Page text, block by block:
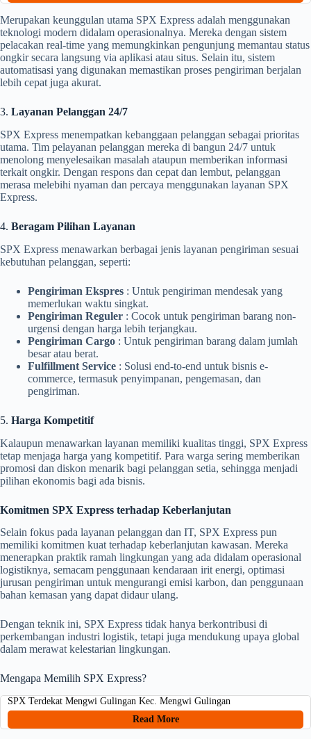
Merupakan keunggulan utama SPX Express adalah menggunakan
teknologi modern didalam operasionalnya. Mereka dengan sistem
pelacakan real-time yang memungkinkan pengunjung memantau status
ongkir secara langsung via aplikasi atau situs. Selain itu, sistem
automatisasi yang digunakan memastikan proses pengiriman berjalan
lebih cepat juga akurat.
3. Layanan Pelanggan 24/7
SPX Express menempatkan kebanggaan pelanggan sebagai prioritas
utama. Tim pelayanan pelanggan mereka di bangun 24/7 untuk
menolong menyelesaikan masalah ataupun memberikan informasi
terkait ongkir. Dengan respons dan cepat dan lembut, pelanggan
merasa melebihi nyaman dan percaya menggunakan layanan SPX
Express.
4. Beragam Pilihan Layanan
SPX Express menawarkan berbagai jenis layanan pengiriman sesuai
kebutuhan pelanggan, seperti:
Pengiriman Ekspres : Untuk pengiriman mendesak yang
memerlukan waktu singkat.
Pengiriman Reguler : Cocok untuk pengiriman barang non-
urgensi dengan harga lebih terjangkau.
Pengiriman Cargo : Untuk pengiriman barang dalam jumlah
besar atau berat.
Fulfillment Service : Solusi end-to-end untuk bisnis e-
commerce, termasuk penyimpanan, pengemasan, dan
pengiriman.
5. Harga Kompetitif
Kalaupun menawarkan layanan memiliki kualitas tinggi, SPX Express
tetap menjaga harga yang kompetitif. Para warga sering memberikan
promosi dan diskon menarik bagi pelanggan setia, sehingga menjadi
pilihan ekonomis bagi ada bisnis.
Komitmen SPX Express terhadap Keberlanjutan
Selain fokus pada layanan pelanggan dan IT, SPX Express pun
memiliki komitmen kuat terhadap keberlanjutan kawasan. Mereka
menerapkan praktik ramah lingkungan yang ada didalam operasional
logistiknya, semacam penggunaan kendaraan irit energi, optimasi
jurusan pengiriman untuk mengurangi emisi karbon, dan penggunaan
bahan kemasan yang dapat didaur ulang.
Dengan teknik ini, SPX Express tidak hanya berkontribusi di
perkembangan industri logistik, tetapi juga mendukung upaya global
dalam merawat kelestarian lingkungan.
Mengapa Memilih SPX Express?
SPX Terdekat Mengwi Gulingan Kec. Mengwi Gulingan
Read More